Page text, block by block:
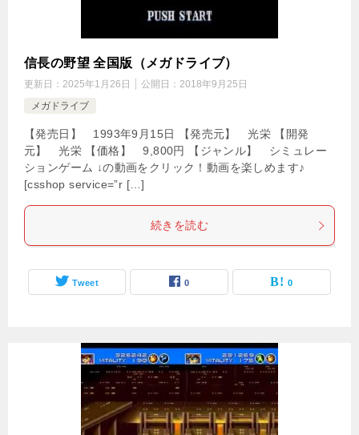
信長の野望 全国版（メガドライブ）
更新日： 2025年1月26日 公開日： 2018年9月25日
メガドライブ
【発売日】 1993年9月15日 【発売元】 光栄 【開発
元】 光栄 【価格】 9,800円 【ジャンル】 シミュレー
ションゲーム ↓の動画をクリック！動画を楽しめます♪
[csshop service=”r […]
続きを読む
Tweet 0 0